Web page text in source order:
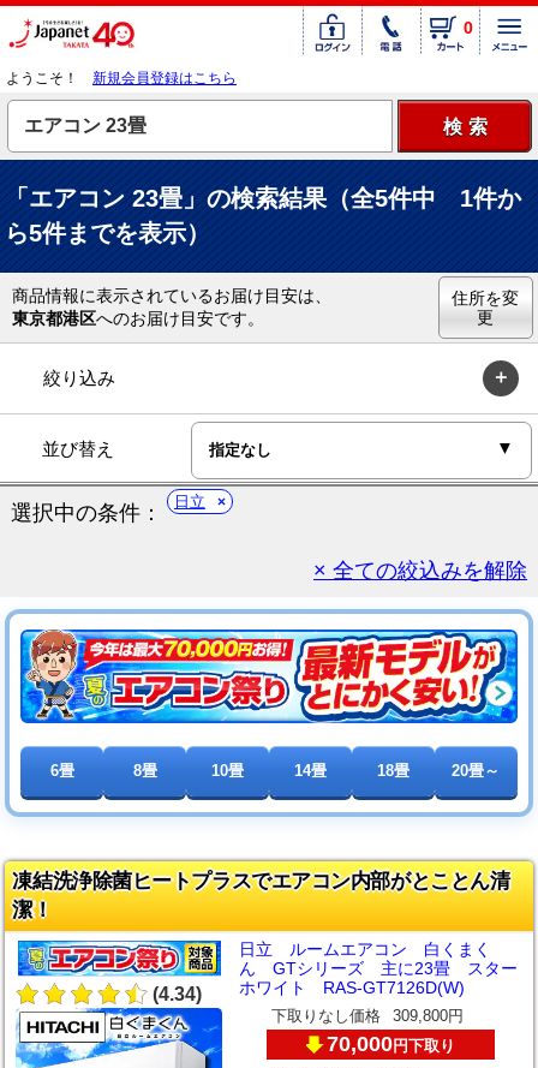
0
ようこそ！ 新規会員登録はこちら
「エアコン 23畳」の検索結果（全5件中 1件か
ら5件までを表示）
商品情報に表示されているお届け目安は、
東京都港区へのお届け目安です。
住所を変
更
絞り込み
並び替え
選択中の条件： 日立
× 全ての絞込みを解除
6畳 8畳 10畳 14畳 18畳 20畳～
凍結洗浄除菌ヒートプラスでエアコン内部がとことん清
潔！
(4.34)
日立 ルームエアコン 白くまく
ん GTシリーズ 主に23畳 スター
ホワイト RAS-GT7126D(W)
下取りなし価格 309,800円
70,000円下取り